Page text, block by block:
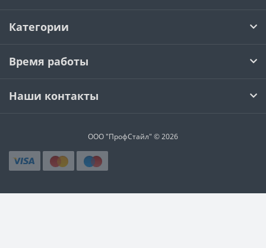
Категории
Время работы
Наши контакты
ООО "ПрофСтайл" © 2026